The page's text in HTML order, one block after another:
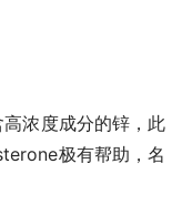
浓度成分的锌，此
极有帮助，名